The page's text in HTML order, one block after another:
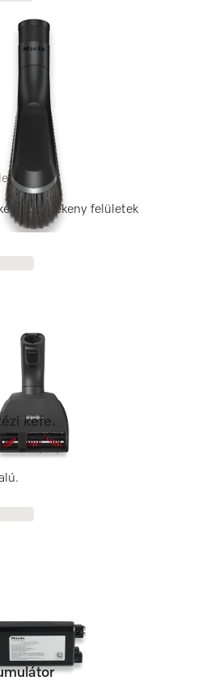
az érzékeny felületek
kefe.